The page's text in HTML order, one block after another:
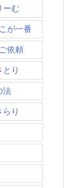
ーむ
が一番
ご依頼
とり
法
らり